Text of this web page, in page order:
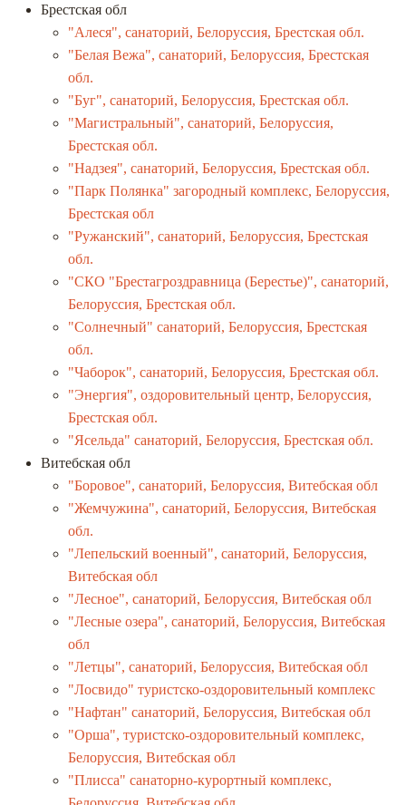
Брестская обл
"Алеся", санаторий, Белоруссия, Брестская обл.
"Белая Вежа", санаторий, Белоруссия, Брестская
обл.
"Буг", санаторий, Белоруссия, Брестская обл.
"Магистральный", санаторий, Белоруссия,
Брестская обл.
"Надзея", санаторий, Белоруссия, Брестская обл.
"Парк Полянка" загородный комплекс, Белоруссия,
Брестская обл
"Ружанский", санаторий, Белоруссия, Брестская
обл.
"СКО "Брестагроздравница (Берестье)", санаторий,
Белоруссия, Брестская обл.
"Солнечный" санаторий, Белоруссия, Брестская
обл.
"Чаборок", санаторий, Белоруссия, Брестская обл.
"Энергия", оздоровительный центр, Белоруссия,
Брестская обл.
"Ясельда" санаторий, Белоруссия, Брестская обл.
Витебская обл
"Боровое", санаторий, Белоруссия, Витебская обл
"Жемчужина", санаторий, Белоруссия, Витебская
обл.
"Лепельский военный", санаторий, Белоруссия,
Витебская обл
"Лесное", санаторий, Белоруссия, Витебская обл
"Лесные озера", санаторий, Белоруссия, Витебская
обл
"Летцы", санаторий, Белоруссия, Витебская обл
"Лосвидо" туристско-оздоровительный комплекс
"Нафтан" санаторий, Белоруссия, Витебская обл
"Орша", туристско-оздоровительный комплекс,
Белоруссия, Витебская обл
"Плисса" санаторно-курортный комплекс,